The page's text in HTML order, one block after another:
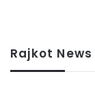
Rajkot News